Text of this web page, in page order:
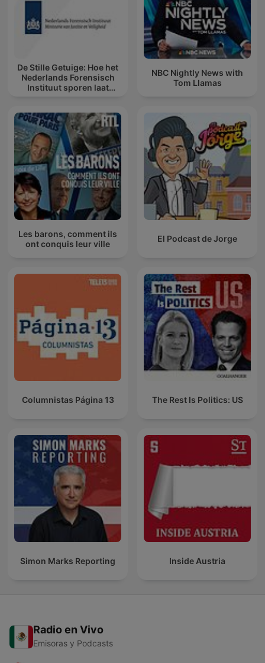
De Stille Getuige: Hoe het
Nederlands Forensisch
Instituut sporen laat
NBC Nightly News with
Tom Llamas
Les barons, comment ils
ont conquis leur ville
El Podcast de Jorge
Columnistas Página 13 The Rest Is Politics: US
Simon Marks Reporting Inside Austria
Radio en Vivo
Emisoras y Podcasts